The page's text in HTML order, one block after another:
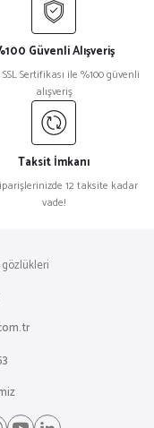
Güvenli Alışveriş
Sertifikası ile %100 güvenli
alışveriş
Taksit İmkanı
12 taksite kadar
vade!